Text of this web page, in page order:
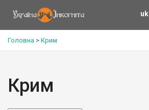
uk
Головна > Крим
Крим